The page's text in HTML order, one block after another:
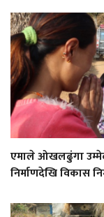
एमाले ओखलढुंगा
निर्माणदेखि विकास